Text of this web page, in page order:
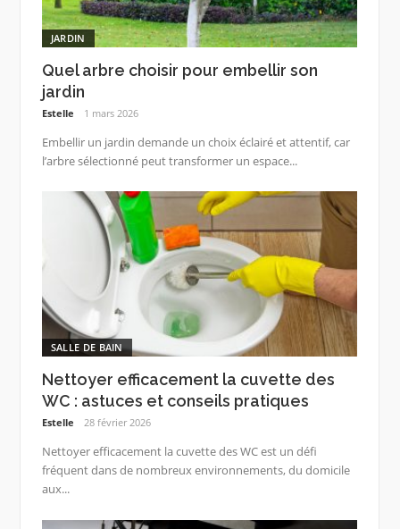
JARDIN
Quel arbre choisir pour embellir son
jardin
Estelle 1 mars 2026
Embellir un jardin demande un choix éclairé et attentif, car
l’arbre sélectionné peut transformer un espace...
SALLE DE BAIN
Nettoyer efficacement la cuvette des
WC : astuces et conseils pratiques
Estelle 28 février 2026
Nettoyer efficacement la cuvette des WC est un défi
fréquent dans de nombreux environnements, du domicile
aux...